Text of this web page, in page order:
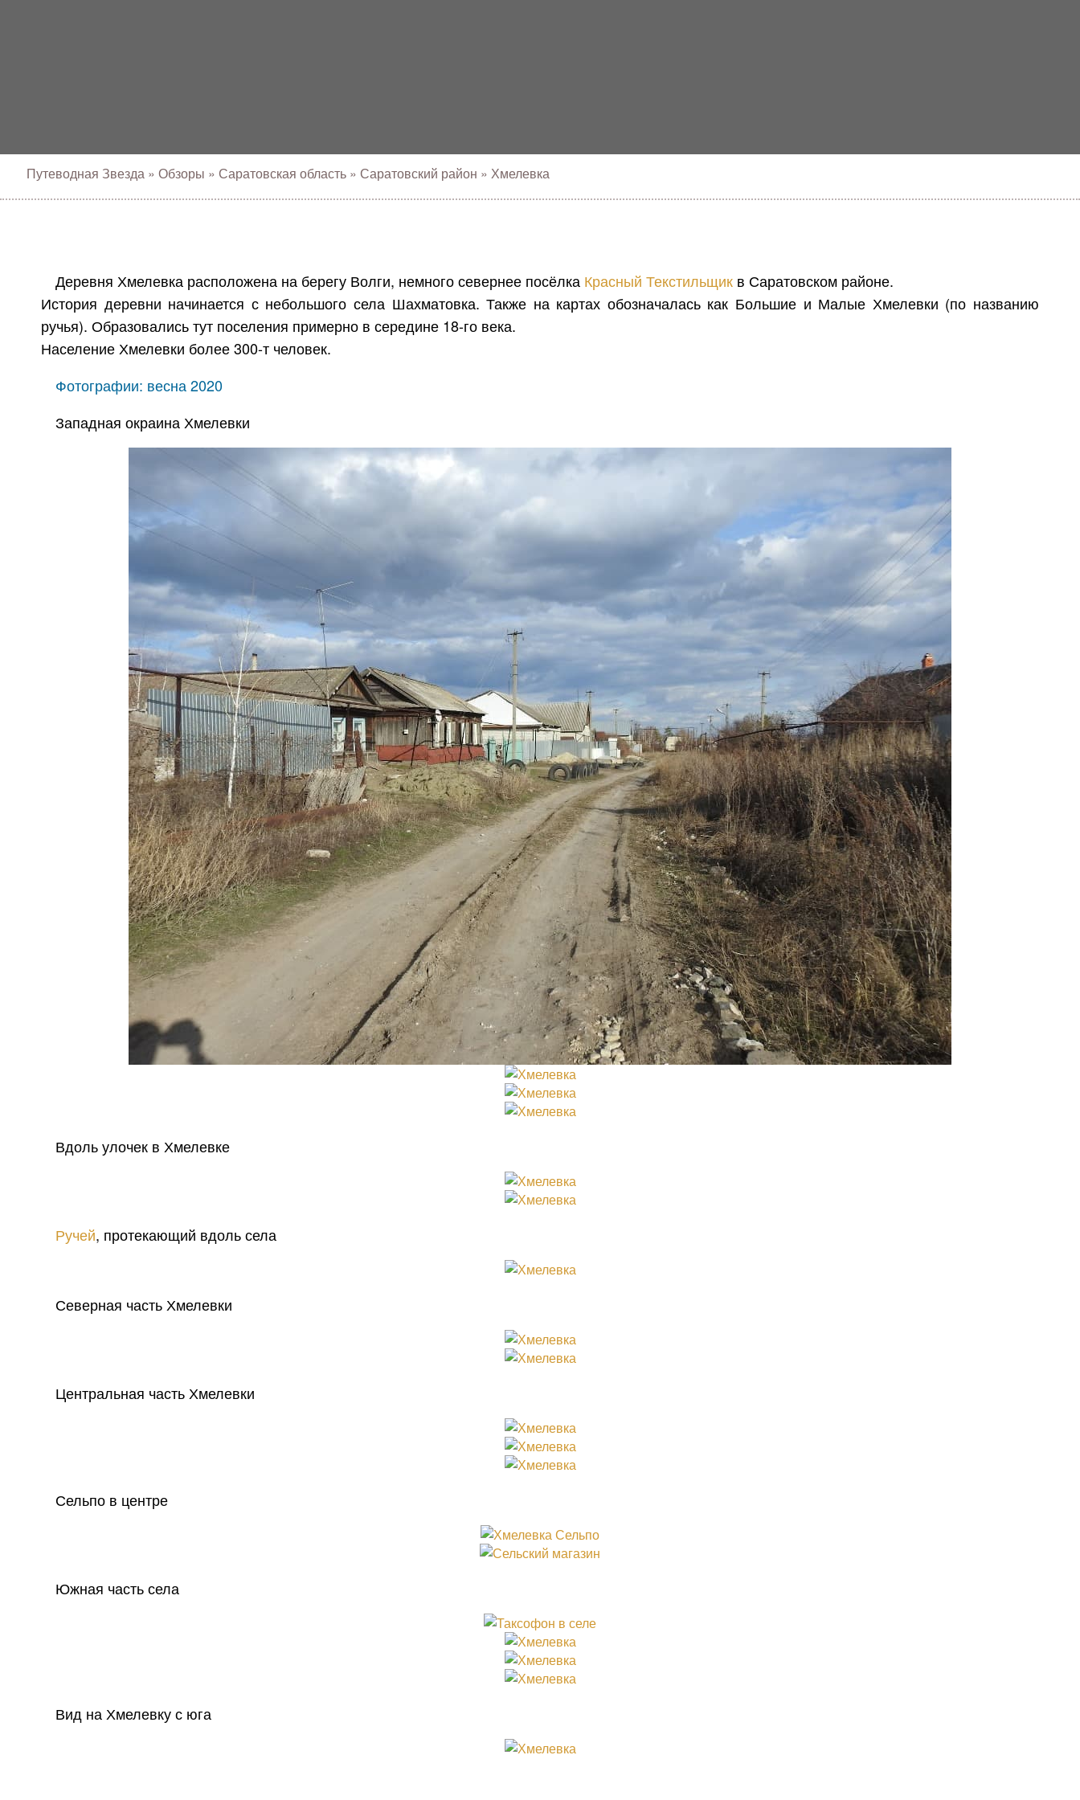
Путеводная Звезда » Обзоры » Саратовская область » Саратовский район » Хмелевка
Деревня Хмелевка расположена на берегу Волги, немного севернее посёлка Красный Текстильщик в Саратовском районе.
История деревни начинается с небольшого села Шахматовка. Также на картах обозначалась как Большие и Малые Хмелевки (по названию
ручья). Образовались тут поселения примерно в середине 18-го века.
Население Хмелевки более 300-т человек.
Фотографии: весна 2020
Западная окраина Хмелевки
Вдоль улочек в Хмелевке
Ручей, протекающий вдоль села
Северная часть Хмелевки
Центральная часть Хмелевки
Сельпо в центре
Южная часть села
Вид на Хмелевку с юга